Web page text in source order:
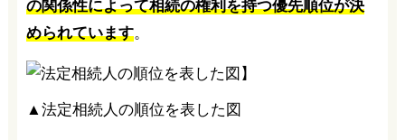
の関係性によって相続の権利を持つ優先順位が決
められています。
▲法定相続人の順位を表した図